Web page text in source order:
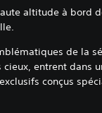
altitude à bord
de la
entrent dans
conçus